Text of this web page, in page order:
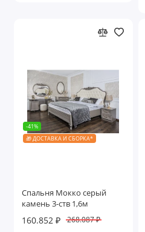
-41%
🎁 ДОСТАВКА И СБОРКА*
Спальня Мокко серый
камень 3-ств 1,6м
160.852 ₽ 268.087 ₽